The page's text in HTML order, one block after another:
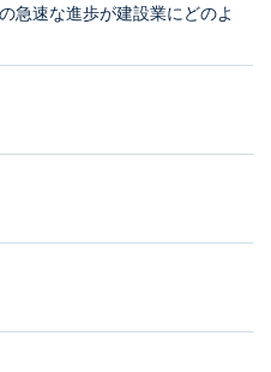
急速な進歩が建設業にどのよ